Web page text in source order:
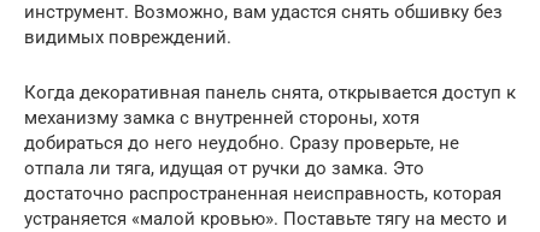
инструмент. Возможно, вам удастся снять обшивку без
видимых повреждений.
Когда декоративная панель снята, открывается доступ к
механизму замка с внутренней стороны, хотя
добираться до него неудобно. Сразу проверьте, не
отпала ли тяга, идущая от ручки до замка. Это
достаточно распространенная неисправность, которая
устраняется «малой кровью». Поставьте тягу на место и